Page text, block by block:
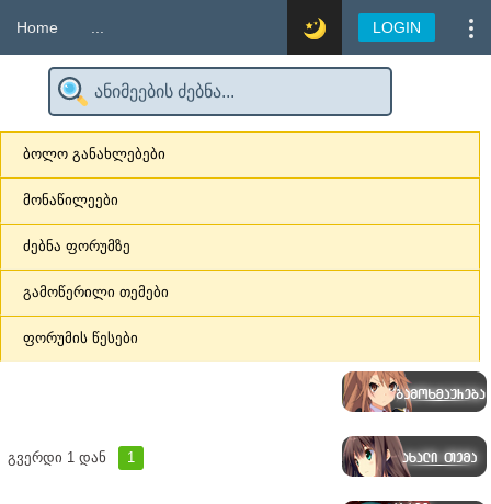
Home LOGIN
ბოლო განახლებები
მონაწილეები
ძებნა ფორუმზე
გამოწერილი თემები
ფორუმის წესები
გვერდი 1 დან 1